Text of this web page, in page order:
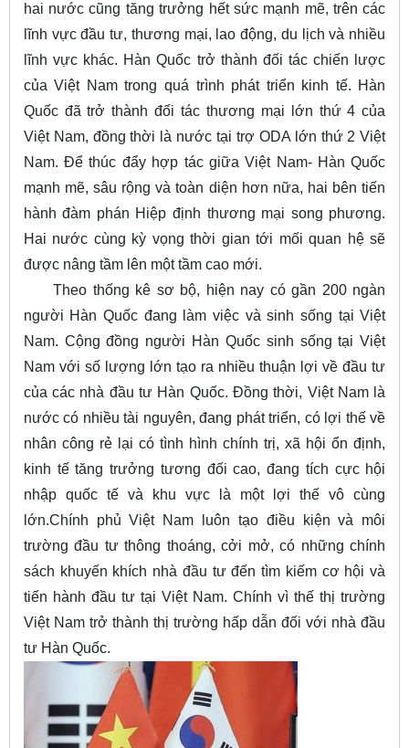
hai nước cũng tăng trưởng hết sức mạnh mẽ, trên các
lĩnh vực đầu tư, thương mại, lao động, du lịch và nhiều
lĩnh vực khác. Hàn Quốc trở thành đối tác chiến lược
của Việt Nam trong quá trình phát triển kinh tế. Hàn
Quốc đã trở thành đối tác thương mại lớn thứ 4 của
Việt Nam, đồng thời là nước tại trợ ODA lớn thứ 2 Việt
Nam. Để thúc đẩy hợp tác giữa Việt Nam- Hàn Quốc
mạnh mẽ, sâu rộng và toàn diện hơn nữa, hai bên tiến
hành đàm phán Hiệp định thương mại song phương.
Hai nước cùng kỳ vọng thời gian tới mối quan hệ sẽ
được nâng tầm lên một tầm cao mới.
Theo thống kê sơ bộ, hiện nay có gần 200 ngàn
người Hàn Quốc đang làm việc và sinh sống tại Việt
Nam. Cộng đồng người Hàn Quốc sinh sống tại Việt
Nam với số lượng lớn tạo ra nhiều thuận lợi về đầu tư
của các nhà đầu tư Hàn Quốc. Đồng thời, Việt Nam là
nước có nhiều tài nguyên, đang phát triển, có lợi thế về
nhân công rẻ lại có tình hình chính trị, xã hội ổn định,
kinh tế tăng trưởng tương đối cao, đang tích cực hội
nhập quốc tế và khu vực là một lợi thế vô cùng
lớn.Chính phủ Việt Nam luôn tạo điều kiện và môi
trường đầu tư thông thoáng, cởi mở, có những chính
sách khuyến khích nhà đầu tư đến tìm kiếm cơ hội và
tiến hành đầu tư tại Việt Nam. Chính vì thế thị trường
Việt Nam trở thành thị trường hấp dẫn đối với nhà đầu
tư Hàn Quốc.